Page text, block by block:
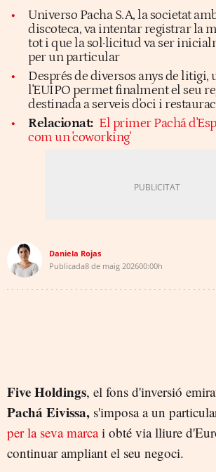
Universo Pacha S.A, la societat
discoteca, va intentar registrar la
tot i que la sol·licitud va ser
per un particular
Després de diversos anys de litigi,
l'EUIPO permet finalment el seu
destinada a serveis d'oci i
Relacionat: El primer Pachá
com un 'coworking'
Daniela Rojas
Publicada8 de maig 202600:00h
Five Holdings, el fons d'inversió
Pachá Eivissa, s'imposa a un
per la seva marcai obté via lliure
continuar ampliant el seu negoci.